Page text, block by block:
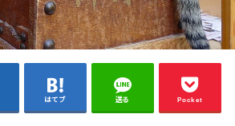
はてブ 送る Pocket